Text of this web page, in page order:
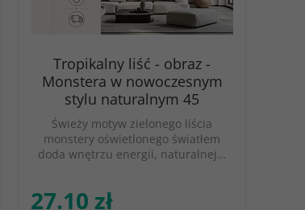
Tropikalny liść - obraz -
Monstera w nowoczesnym
stylu naturalnym 45
Świeży motyw zielonego liścia
monstery oświetlonego światłem
doda wnętrzu energii, naturalnej…
27.10 zł